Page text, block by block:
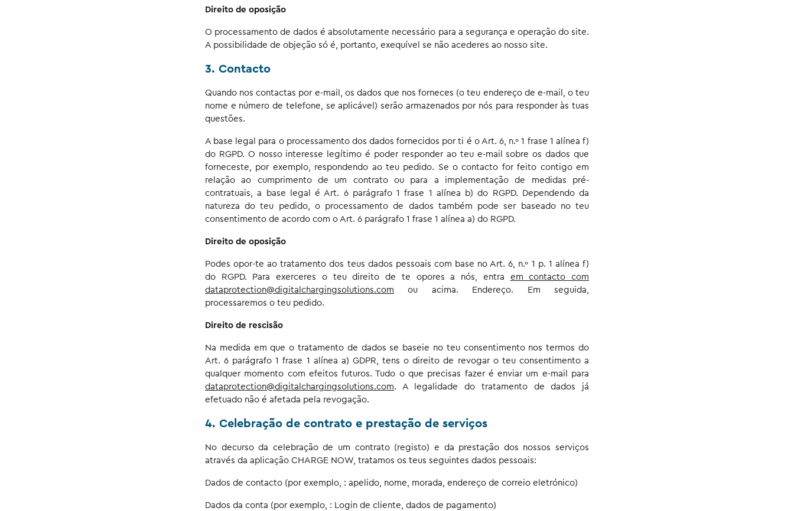
Direito de oposição
O processamento de dados é absolutamente necessário para a segurança e operação do site.
A possibilidade de objeção só é, portanto, exequível se não acederes ao nosso site.
3. Contacto
Quando nos contactas por e-mail, os dados que nos forneces (o teu endereço de e-mail, o teu
nome e número de telefone, se aplicável) serão armazenados por nós para responder às tuas
questões.
A base legal para o processamento dos dados fornecidos por ti é o Art. 6, n.º 1 frase 1 alínea f)
do RGPD. O nosso interesse legítimo é poder responder ao teu e-mail sobre os dados que
forneceste, por exemplo, respondendo ao teu pedido. Se o contacto for feito contigo em
relação ao cumprimento de um contrato ou para a implementação de medidas pré-
contratuais, a base legal é Art. 6 parágrafo 1 frase 1 alínea b) do RGPD. Dependendo da
natureza do teu pedido, o processamento de dados também pode ser baseado no teu
consentimento de acordo com o Art. 6 parágrafo 1 frase 1 alínea a) do RGPD.
Direito de oposição
Podes opor-te ao tratamento dos teus dados pessoais com base no Art. 6, n.º 1 p. 1 alínea f)
do RGPD. Para exerceres o teu direito de te opores a nós, entra em contacto com
dataprotection@digitalchargingsolutions.com ou acima. Endereço. Em seguida,
processaremos o teu pedido.
Direito de rescisão
Na medida em que o tratamento de dados se baseie no teu consentimento nos termos do
Art. 6 parágrafo 1 frase 1 alínea a) GDPR, tens o direito de revogar o teu consentimento a
qualquer momento com efeitos futuros. Tudo o que precisas fazer é enviar um e-mail para
dataprotection@digitalchargingsolutions.com. A legalidade do tratamento de dados já
efetuado não é afetada pela revogação.
4. Celebração de contrato e prestação de serviços
No decurso da celebração de um contrato (registo) e da prestação dos nossos serviços
através da aplicação CHARGE NOW, tratamos os teus seguintes dados pessoais:
Dados de contacto (por exemplo, : apelido, nome, morada, endereço de correio eletrónico)
Dados da conta (por exemplo, : Login de cliente, dados de pagamento)